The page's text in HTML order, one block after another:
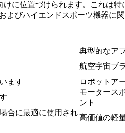
に位置づけられます。これは
びハイエンドスポーツ機器に関
典型的なア
航空宇宙ブ
ます
ロボットア
モータース
ント
合に最適に使用され
高価値の軽